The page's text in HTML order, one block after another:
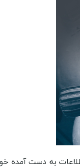
به دست آمده